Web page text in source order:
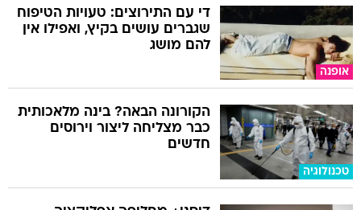
אופנה
די עם התירוצים: טעויות הטיפוח
שגברים עושים בקיץ, ואפילו אין
להם מושג
טכנולוגיה
הקורונה הבאה? בינה מלאכותית
כבר מצליחה ליצור וירוסים
חדשים